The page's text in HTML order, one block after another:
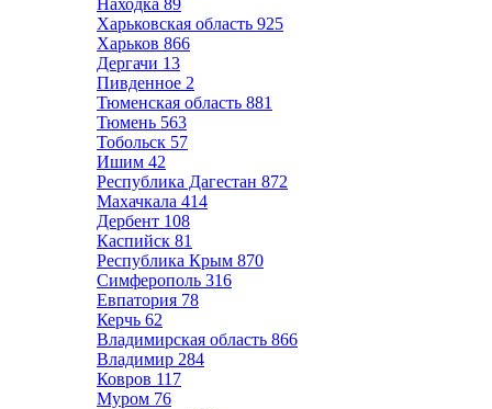
Находка 89
Харьковская область 925
Харьков 866
Дергачи 13
Пивденное 2
Тюменская область 881
Тюмень 563
Тобольск 57
Ишим 42
Республика Дагестан 872
Махачкала 414
Дербент 108
Каспийск 81
Республика Крым 870
Симферополь 316
Евпатория 78
Керчь 62
Владимирская область 866
Владимир 284
Ковров 117
Муром 76